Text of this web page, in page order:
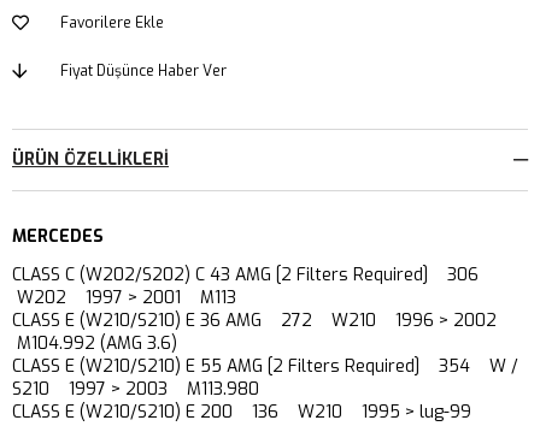
Favorilere Ekle
Fiyat Düşünce Haber Ver
ÜRÜN ÖZELLIKLERI
MERCEDES
CLASS C (W202/S202) C 43 AMG [2 Filters Required] 306
W202 1997 > 2001 M113
CLASS E (W210/S210) E 36 AMG 272 W210 1996 > 2002
M104.992 (AMG 3.6)
CLASS E (W210/S210) E 55 AMG [2 Filters Required] 354 W /
S210 1997 > 2003 M113.980
CLASS E (W210/S210) E 200 136 W210 1995 > lug-99